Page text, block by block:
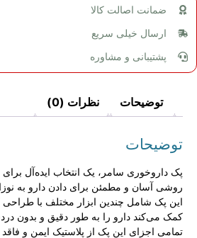
ضمانت اصالت کالا
ارسال خیلی سریع
پشتیبانی و مشاوره
توضیحات نظرات (0)
توضیحات
پک داروخوری سامر، یک انتخاب ایده‌آل برای
روشی آسان و مطمئن برای دادن دارو به
این پک شامل چندین ابزار مختلف با
کمک می‌کند دارو را به طور دقیق و بدون